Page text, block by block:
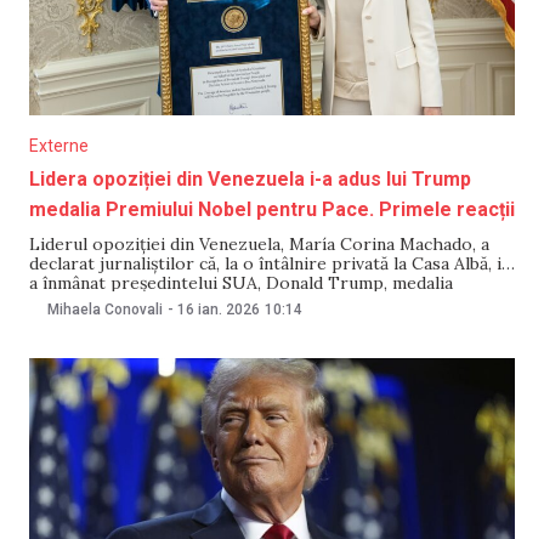
Externe
Lidera opoziției din Venezuela i-a adus lui Trump
medalia Premiului Nobel pentru Pace. Primele reacții
Liderul opoziției din Venezuela, María Corina Machado, a
declarat jurnaliștilor că, la o întâlnire privată la Casa Albă, i-
a înmânat președintelui SUA, Donald Trump, medalia
Premiului Nobel pentru Pace, relatează BBC. „Cred că
Mihaela Conovali - 16 ian. 2026 10:14